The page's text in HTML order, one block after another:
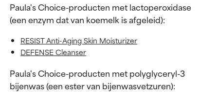
Paula's Choice-producten met lactoperoxidase
(een enzym dat van koemelk is afgeleid):
RESIST Anti-Aging Skin Moisturizer
DEFENSE Cleanser
Paula's Choice-producten met polyglyceryl-3
bijenwas (een ester van bijenwasvetzuren):